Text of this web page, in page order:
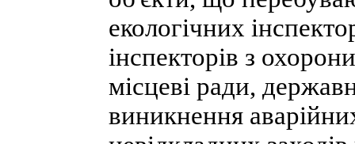
екологічних
інспекторів з
місцеві ради,
виникнення